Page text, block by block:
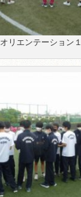
オリエンテーション１